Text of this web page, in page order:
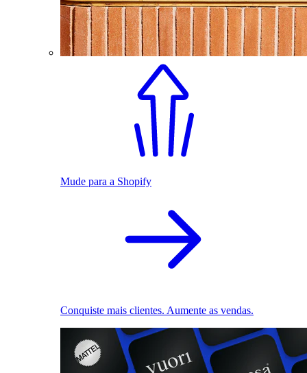
Mude para a Shopify
Conquiste mais clientes. Aumente as vendas.